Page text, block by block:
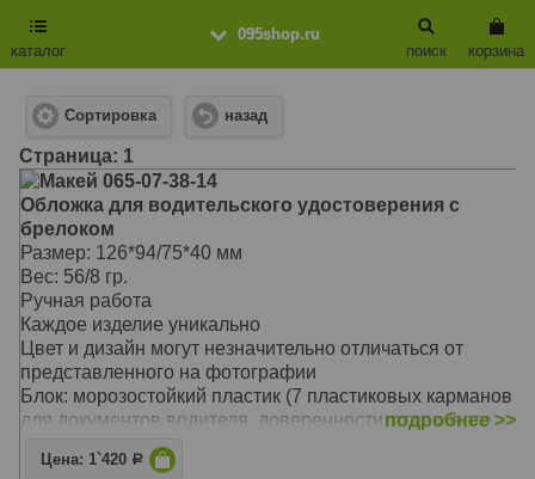
095shop.ru
каталог
корзина
поиск
Сортировка назад
Cтраница: 1
Макей 065-07-38-14
Обложка для водительского удостоверения с
брелоком
Размер: 126*94/75*40 мм
Вес: 56/8 гр.
Ручная работа
Каждое изделие уникально
Цвет и дизайн могут незначительно отличаться от
представленного на фотографии
Блок: морозостойкий пластик (7 пластиковых карманов
для документов водителя, доверенности, страхового
Тип обложки: съемная обложка
подробнее >>
Цена: 1`420 Р